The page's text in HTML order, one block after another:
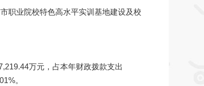
市职业院校特色高水平实训基地建设及校
万元，占本年财政拨款支出
。